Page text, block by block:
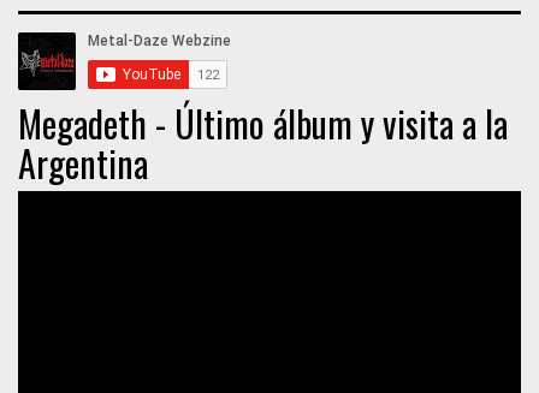
Megadeth - Último álbum y visita a la
Argentina